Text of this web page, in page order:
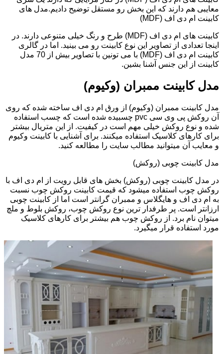
معایبی هم دارند که این بخش رو مستقل توضیح دادیم.مدل های
کابینت ام دی اف (MDF)
کابینت های ام دی اف (MDF) طرح و رنگ خیلی متنوعی دارند. در
اینجا تعدادی از تصاویر این نوع کابینت رو می بینید. اما در گالری
کابینت ام دی اف (MDF) با می تونین با تصاویر بیش از 70 مدل
کابینت از این جنس آشنا بشین.
مدل کابینت ممبران (وکیوم)
مدل کابینت ممبران (وکیوم) از ورق ام دی اف ساخته شده که روی
آن روکش پی وی سی pvc چسبیده شده است که چسب استفاده
شده و نوع روکش خیلی مهم است در کیفیت. از این متریال بیشتر
برای کارهای کلاسیک استفاده میکنند. برای آشنایی با کابینت وکیوم
و معایب آن میتوانید مطالب سایت را مطالعه کنید.
مدل کابینت چوبی (روکش)
در مدل کابینت چوبی (روکش) بخش های قابل رویت از ام دی اف با
روکش چوب استفاده میشود که قیمت کابینت روکش چوب نسبت
به ام دی اف و هایگلاس و ممبران گرانتر است اما از کابینت چوبی
ارزانتر است. پر طرفدار ترین نوع روکش چوب، روکش بلوط و ملچ
میتوان نام برد. از روکش چوب هم بیشتر برای کارهای کلاسیک
مورد استفاده قرار میگیرد.